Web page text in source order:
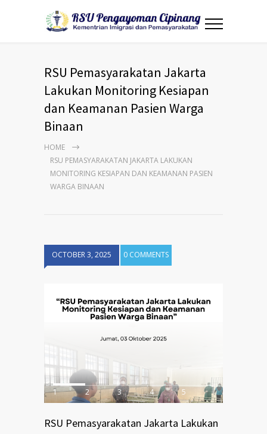
RSU Pemasyarakatan Jakarta
Lakukan Monitoring Kesiapan
dan Keamanan Pasien Warga
Binaan
HOME
RSU PEMASYARAKATAN JAKARTA LAKUKAN
MONITORING KESIAPAN DAN KEAMANAN PASIEN
WARGA BINAAN
OCTOBER 3, 2025 0 COMMENTS
1 2 3 4 5
RSU Pemasyarakatan Jakarta Lakukan